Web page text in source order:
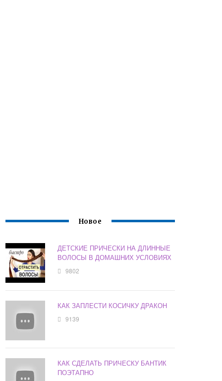
Новое
ДЕТСКИЕ ПРИЧЕСКИ НА ДЛИННЫЕ
ВОЛОСЫ В ДОМАШНИХ УСЛОВИЯХ
9802
КАК ЗАПЛЕСТИ КОСИЧКУ ДРАКОН
9139
КАК СДЕЛАТЬ ПРИЧЕСКУ БАНТИК
ПОЭТАПНО